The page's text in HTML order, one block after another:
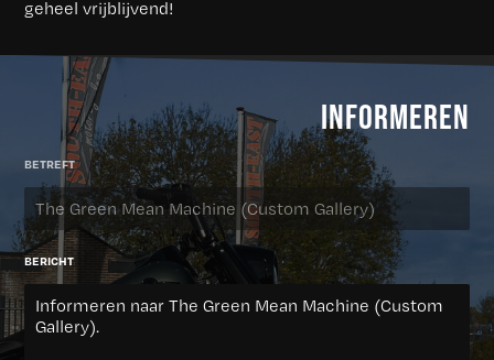
geheel vrijblijvend!
INFORMEREN
BETREFT
BERICHT